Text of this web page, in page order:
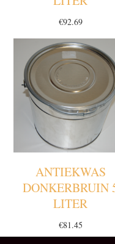
€92.69
ANTIEKWAS
DONKERBRUIN
LITER
€81.45